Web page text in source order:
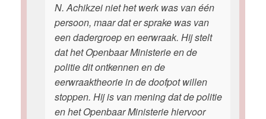
N. Achikzei niet het werk was van één
persoon, maar dat er sprake was van
een dadergroep en eerwraak. Hij stelt
dat het Openbaar Ministerie en de
politie dit ontkennen en de
eerwraaktheorie in de doofpot willen
stoppen. Hij is van mening dat de politie
en het Openbaar Ministerie hiervoor